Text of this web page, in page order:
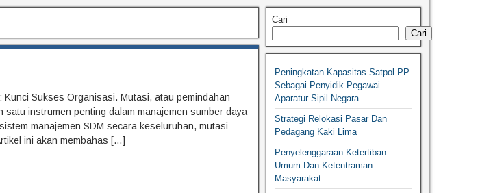
Sukses Organisasi. Mutasi, atau pemindahan
instrumen penting dalam manajemen sumber daya
manajemen SDM secara keseluruhan, mutasi
ini akan membahas […]
Cari
Cari
Peningkatan Kapasitas Satpol PP
Sebagai Penyidik Pegawai
Aparatur Sipil Negara
Strategi Relokasi Pasar Dan
Pedagang Kaki Lima
Penyelenggaraan Ketertiban
Umum Dan Ketentraman
Masyarakat